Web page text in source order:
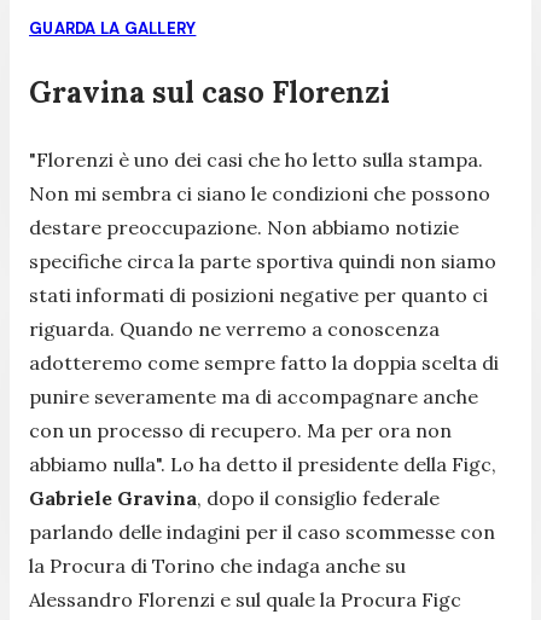
GUARDA LA GALLERY
Gravina sul caso Florenzi
"Florenzi è uno dei casi che ho letto sulla stampa.
Non mi sembra ci siano le condizioni che possono
destare preoccupazione. Non abbiamo notizie
specifiche circa la parte sportiva quindi non siamo
stati informati di posizioni negative per quanto ci
riguarda. Quando ne verremo a conoscenza
adotteremo come sempre fatto la doppia scelta di
punire severamente ma di accompagnare anche
con un processo di recupero. Ma per ora non
abbiamo nulla". Lo ha detto il presidente della Figc,
Gabriele Gravina, dopo il consiglio federale
parlando delle indagini per il caso scommesse con
la Procura di Torino che indaga anche su
Alessandro Florenzi e sul quale la Procura Figc